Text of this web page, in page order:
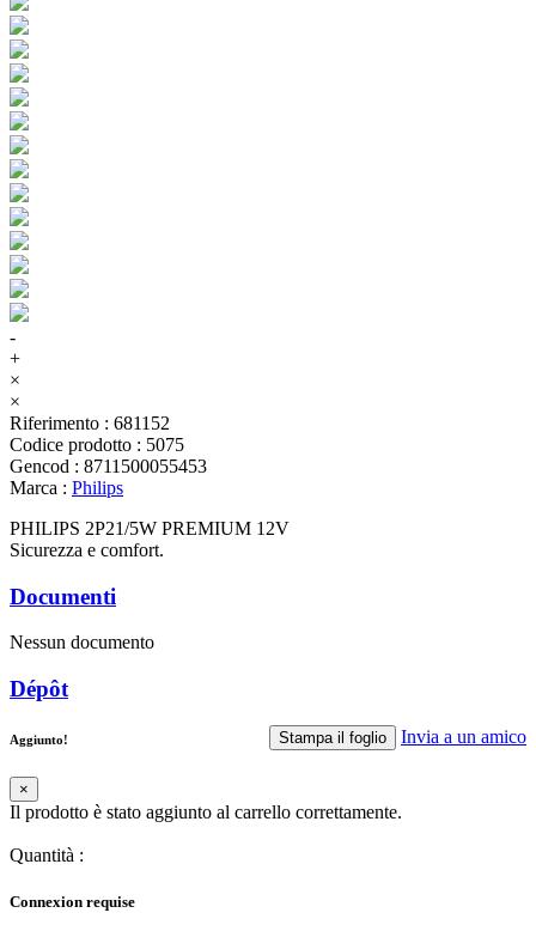
-
+
×
×
Riferimento : 681152
Codice prodotto : 5075
Gencod : 8711500055453
Marca : Philips
PHILIPS 2P21/5W PREMIUM 12V
Sicurezza e comfort.
Documenti
Nessun documento
Dépôt
Stampa il foglio Invia a un amico
Aggiunto!
×
Il prodotto è stato aggiunto al carrello correttamente.
Quantità :
Connexion requise